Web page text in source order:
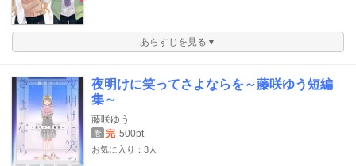
あらすじを見る▼
夜明けに笑ってさよならを～藤咲ゆう短編
集～
藤咲ゆう
巻 完 500pt
お気に入り：3人